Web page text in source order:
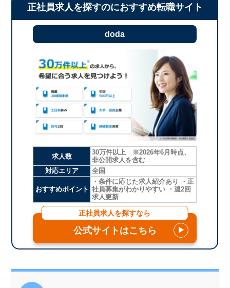
正社員求人を探すのにおすすめ転職サイト
doda
求人数
30万件以上 ※2026年6月時点、
非公開求人を含む
対応エリア
全国
おすすめポイント
・条件に応じた求人紹介あり ・正
社員募集がわかりやすい ・週2回
求人更新
正社員求人を探すなら
公式サイトはこちら ▶